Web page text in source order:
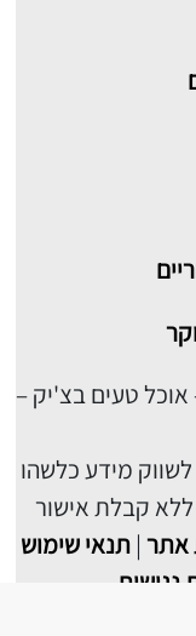
אוכל טעים בצ'יק –
מידע כלשהו
קבלת אישור
אתר | תנאי שימוש